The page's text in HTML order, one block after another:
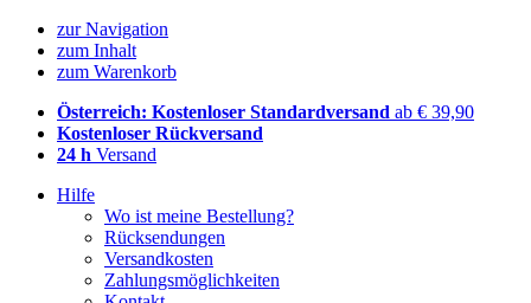
zur Navigation
zum Inhalt
zum Warenkorb
Österreich: Kostenloser Standardversand ab € 39,90
Kostenloser Rückversand
24 h Versand
Hilfe
Wo ist meine Bestellung?
Rücksendungen
Versandkosten
Zahlungsmöglichkeiten